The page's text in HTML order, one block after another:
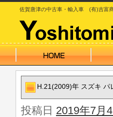
佐賀唐津の中古車・輸入車 (有)吉富
H.21(2009)年 スズキ パ
投稿日 2019年7月